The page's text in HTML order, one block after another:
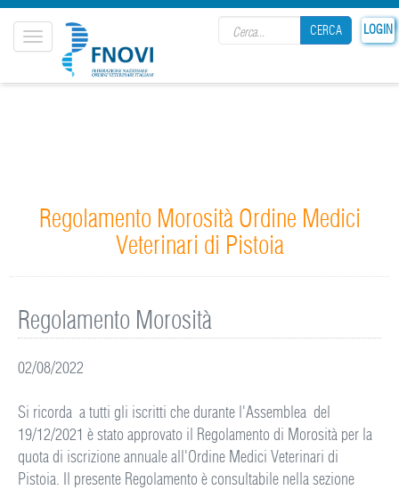
LOGIN
CERCA
Toggle
navigation
Regolamento Morosità Ordine Medici
Veterinari di Pistoia
Regolamento Morosità
02/08/2022
Si ricorda a tutti gli iscritti che durante l'Assemblea del
19/12/2021 è stato approvato il Regolamento di Morosità per la
quota di iscrizione annuale all'Ordine Medici Veterinari di
Pistoia. Il presente Regolamento è consultabile nella sezione